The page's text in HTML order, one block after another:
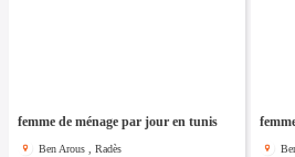
femme de ménage par jour en tunis
Ben Arous , Radès